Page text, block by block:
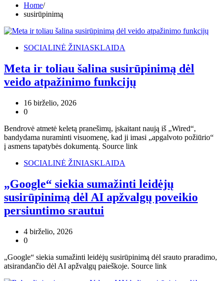
Home
susirūpinimą
SOCIALINĖ ŽINIASKLAIDA
Meta ir toliau šalina susirūpinimą dėl
veido atpažinimo funkcijų
16 birželio, 2026
0
Bendrovė atmetė keletą pranešimų, įskaitant naują iš „Wired“,
bandydama nuraminti visuomenę, kad ji imasi „apgalvoto požiūrio“
į asmens tapatybės dokumentą. Source link
SOCIALINĖ ŽINIASKLAIDA
„Google“ siekia sumažinti leidėjų
susirūpinimą dėl AI apžvalgų poveikio
persiuntimo srautui
4 birželio, 2026
0
„Google“ siekia sumažinti leidėjų susirūpinimą dėl srauto praradimo,
atsirandančio dėl AI apžvalgų paieškoje. Source link